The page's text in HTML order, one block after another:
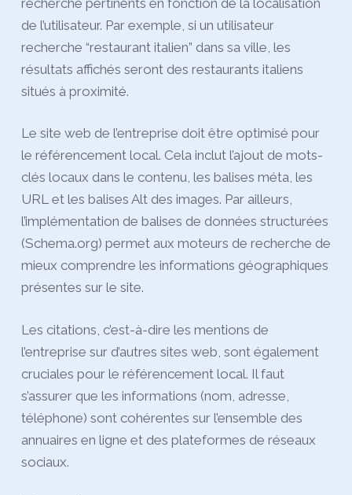
de l’utilisateur. Par exemple, si un utilisateur
recherche “restaurant italien” dans sa ville, les
résultats affichés seront des restaurants italiens
situés à proximité.
Le site web de l’entreprise doit être optimisé pour
le référencement local. Cela inclut l’ajout de mots-
clés locaux dans le contenu, les balises méta, les
URL et les balises Alt des images. Par ailleurs,
l’implémentation de balises de données structurées
(Schema.org) permet aux moteurs de recherche de
mieux comprendre les informations géographiques
présentes sur le site.
Les citations, c’est-à-dire les mentions de
l’entreprise sur d’autres sites web, sont également
cruciales pour le référencement local. Il faut
s’assurer que les informations (nom, adresse,
téléphone) sont cohérentes sur l’ensemble des
annuaires en ligne et des plateformes de réseaux
sociaux.